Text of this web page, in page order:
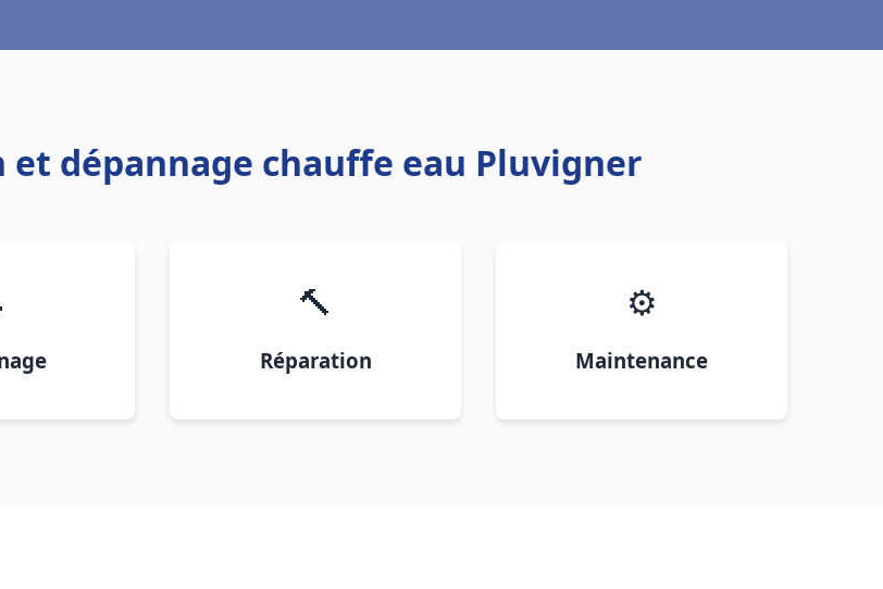
dépannage chauffe eau Pluvigner
🔨
Réparation
⚙️
Maintenance